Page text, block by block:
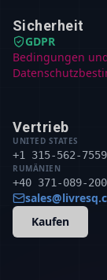
Sicherheit
GDPR
Bedingungen
Vertrieb
UNITED STATES
+1 315-562-7559
RUMÄNIEN
+40 371-089-200
Kaufen